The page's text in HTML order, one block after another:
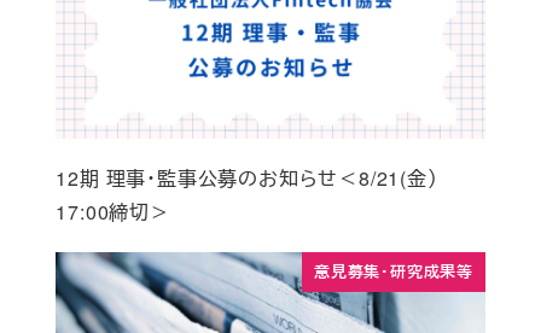
12期 理事・監事公募のお知らせ＜8/21(金）
17:00締切＞
意見募集・研究成果等